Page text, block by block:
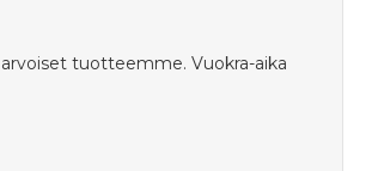
tuotteemme. Vuokra-aika